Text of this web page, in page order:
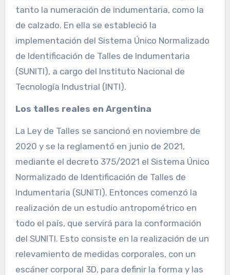
tanto la numeración de indumentaria, como la
de calzado. En ella se estableció la
implementación del Sistema Único Normalizado
de Identificación de Talles de Indumentaria
(SUNITI), a cargo del Instituto Nacional de
Tecnología Industrial (INTI).
Los talles reales en Argentina
La Ley de Talles se sancionó en noviembre de
2020 y se la reglamentó en junio de 2021,
mediante el decreto 375/2021 el Sistema Único
Normalizado de Identificación de Talles de
Indumentaria (SUNITI). Entonces comenzó la
realización de un estudio antropométrico en
todo el país, que servirá para la conformación
del SUNITI. Esto consiste en la realización de un
relevamiento de medidas corporales, con un
escáner corporal 3D, para definir la forma y las